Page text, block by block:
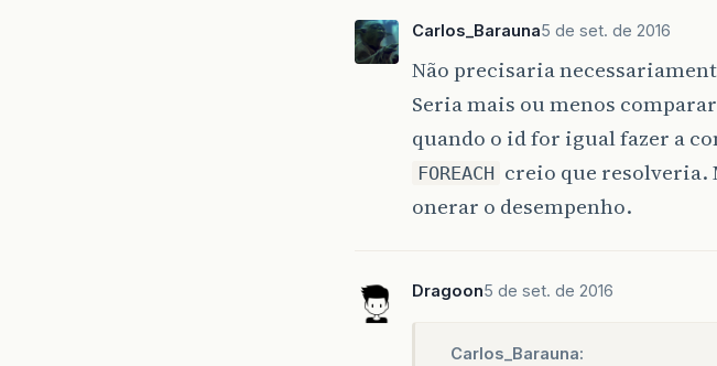
Carlos_Barauna5 de set. de 2016
Não precisaria
Seria mais ou menos
quando o id for igual fazer a
FOREACH creio que resolveria.
onerar o desempenho.
Dragoon5 de set. de 2016
Carlos_Barauna: